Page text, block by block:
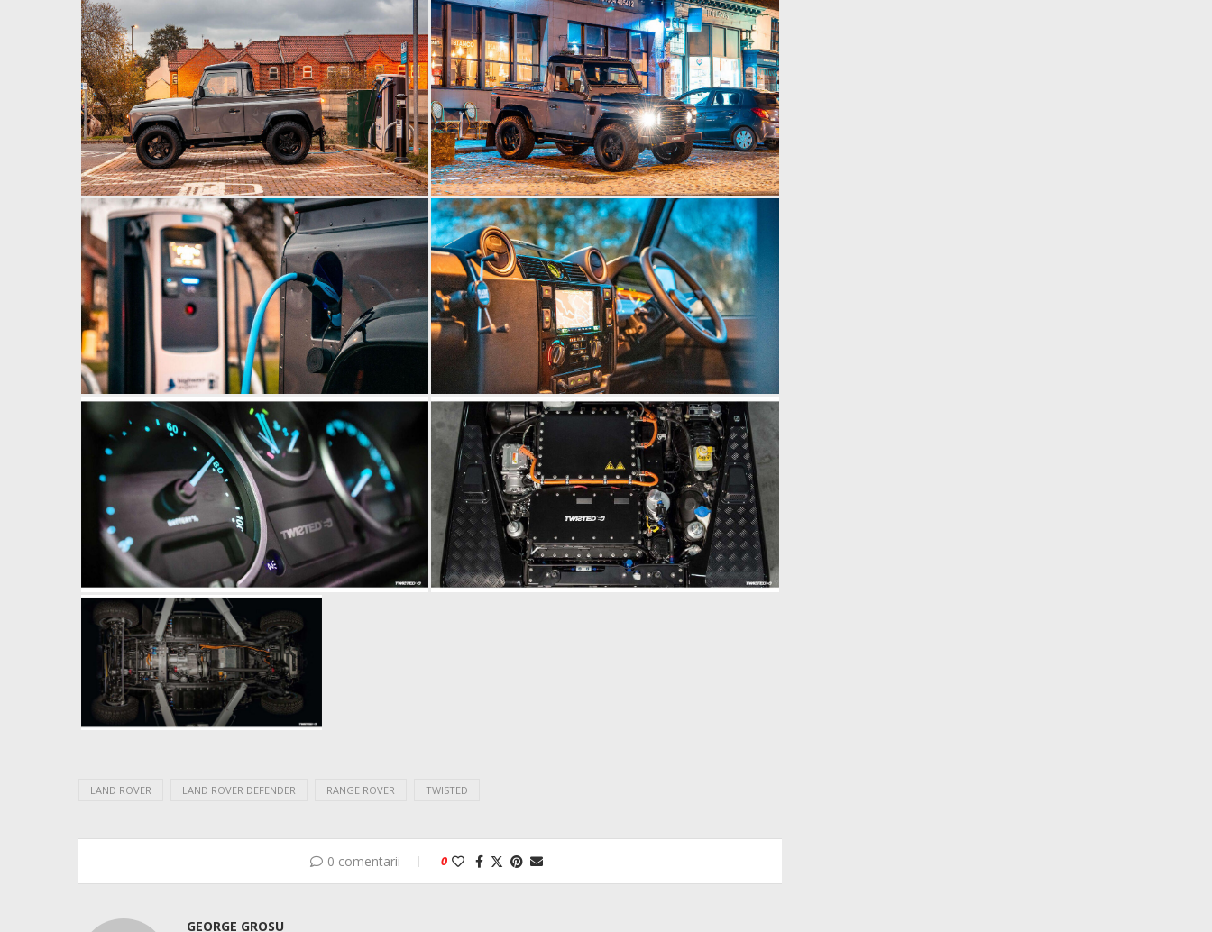
LAND ROVER LAND ROVER DEFENDER RANGE ROVER TWISTED
0 comentarii 0
GEORGE GROSU